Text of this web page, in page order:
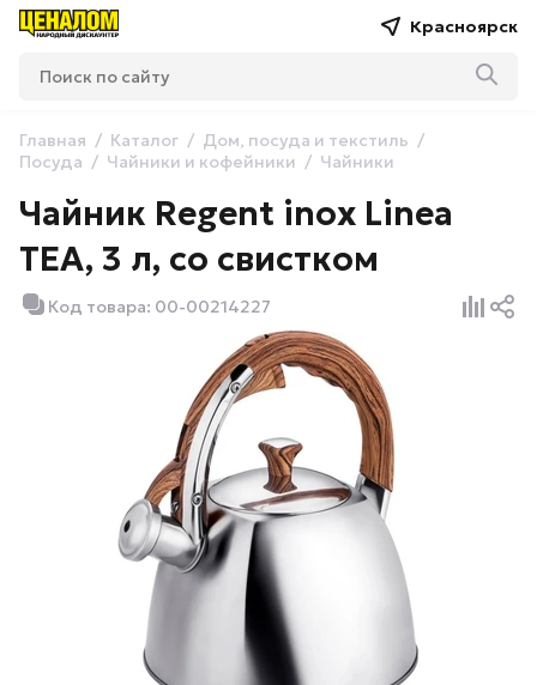
Красноярск
Главная Каталог
Дом, посуда и текстиль
Посуда
Чайники и кофейники Чайники
Чайник Regent inox Linea
TEA, 3 л, со свистком
Код товара: 00-00214227